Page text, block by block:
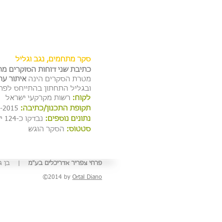
סקר מתחמים, נגב וגליל
כתיבת שני דוחות הסוקרים
מטרת הסקרים הינה איתור
ובגליל התחתון בהתייחס
לקוח: רשות מקרקעי ישראל
תקופת התכנון/כתיבה:
נתונים נוספים: נבדקו כ-124 ישובים. מתוכם 30 ישובים עובדו בהרחבה.
סטטוס: הסקר הוגש
פרחי צפריר אדריכלים בע"מ | בן גוריון 1, בני ברק | טלפון: 03-6142142 |
©2014 by Ortal Diano